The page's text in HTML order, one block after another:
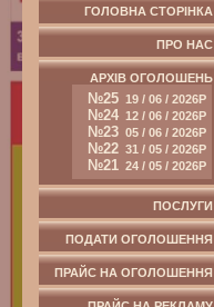
ГОЛОВНА СТОРІНКА
ПРО НАС
АРХІВ ОГОЛОШЕНЬ
№25 19 / 06 / 2026Р
№24 12 / 06 / 2026Р
№23 05 / 06 / 2026Р
№22 31 / 05 / 2026Р
№21 24 / 05 / 2026Р
ПОСЛУГИ
ПОДАТИ ОГОЛОШЕННЯ
ПРАЙС НА ОГОЛОШЕННЯ